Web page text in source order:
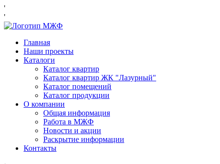
'
'
Главная
Наши проекты
Каталоги
Каталог квартир
Каталог квартир ЖК "Лазурный"
Каталог помещений
Каталог продукции
О компании
Общая информация
Работа в МЖФ
Новости и акции
Раскрытие информации
Контакты